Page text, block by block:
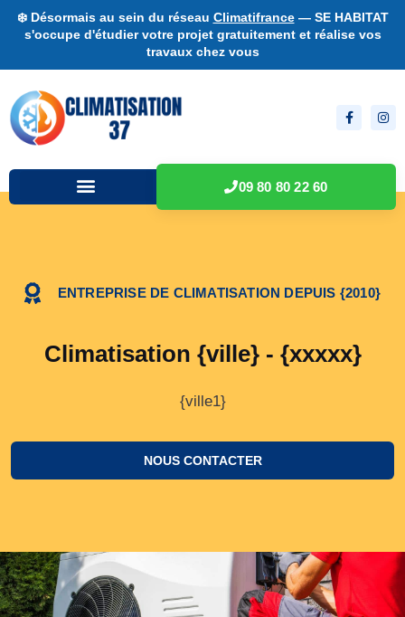
❄️ Désormais au sein du réseau Climatifrance— SE HABITAT
s'occupe d'étudier votre projet gratuitement et réalise vos
travaux chez vous
09 80 80 22 60
ENTREPRISE DE CLIMATISATION DEPUIS {2010}
Climatisation {ville} - {xxxxx}
{ville1}
NOUS CONTACTER